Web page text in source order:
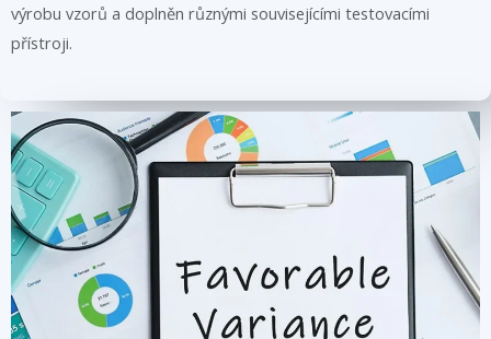
výrobu vzorů a doplněn různými souvisejícími testovacími
přístroji.